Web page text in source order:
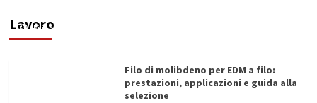
LavoroFilippo Cardinale
Filo di molibdeno per EDM a filo:
prestazioni, applicazioni e guida alla
selezione